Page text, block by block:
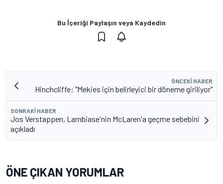
Bu İçeriği Paylaşın veya Kaydedin
ÖNCEKI HABER
Hinchcliffe: "Mekies için belirleyici bir döneme giriliyor"
SONRAKI HABER
Jos Verstappen, Lambiase'nin McLaren'a geçme sebebini
açıkladı
ÖNE ÇIKAN YORUMLAR